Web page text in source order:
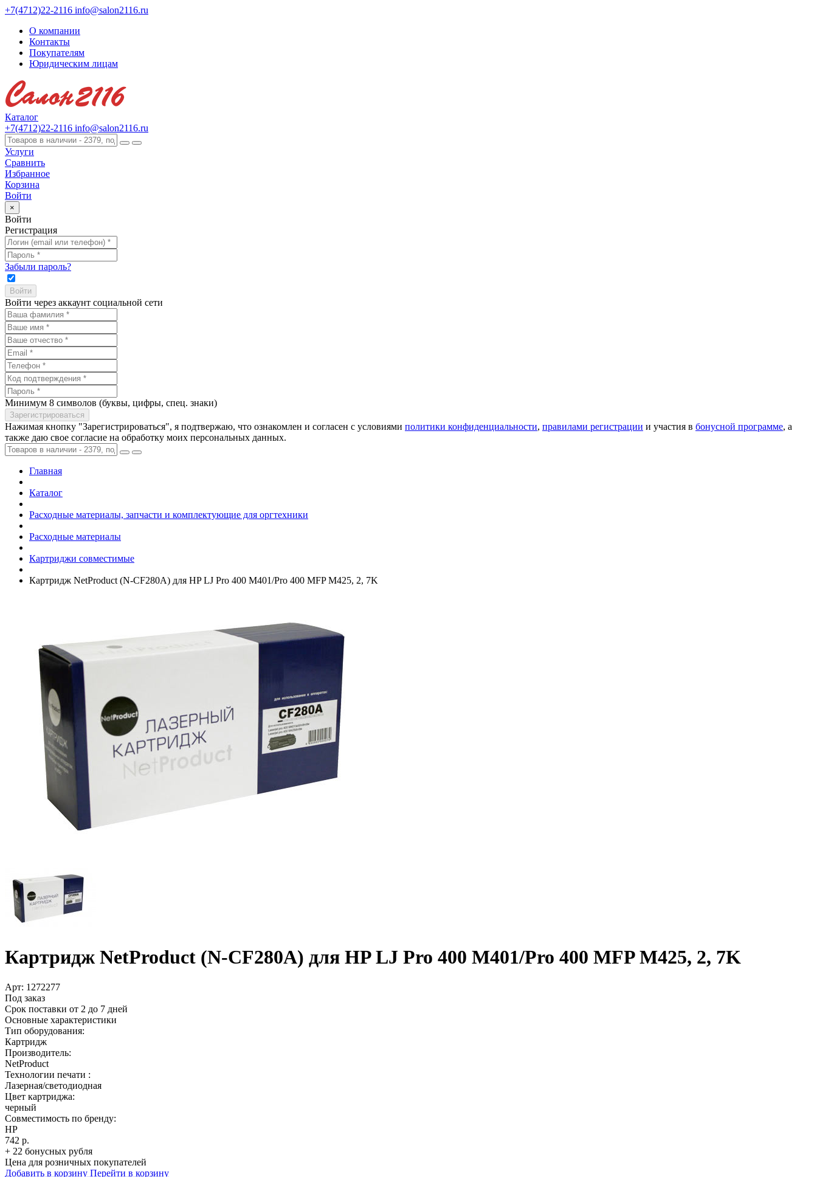
+7(4712)22-2116 info@salon2116.ru
О компании
Контакты
Покупателям
Юридическим лицам
Каталог
+7(4712)22-2116 info@salon2116.ru
Услуги
Сравнить
Избранное
Корзина
Войти
×
Войти
Регистрация
Забыли пароль?
Войти через аккаунт социальной сети
Минимум 8 символов (буквы, цифры, спец. знаки)
Нажимая кнопку "Зарегистрироваться", я подтвержаю, что ознакомлен и согласен с условиями политики конфиденциальности, правилами регистрации и участия в бонусной программе, а
также даю свое согласие на обработку моих персональных данных.
Главная
Каталог
Расходные материалы, запчасти и комплектующие для оргтехники
Расходные материалы
Картриджи совместимые
Картридж NetProduct (N-CF280A) для HP LJ Pro 400 M401/­Pro 400 MFP M425, 2, 7K
Картридж NetProduct (N-CF280A) для HP LJ Pro 400 M401/­Pro 400 MFP M425, 2, 7K
Арт: 1272277
Под заказ
Срок поставки от 2 до 7 дней
Основные характеристики
Тип оборудования:
Картридж
Производитель:
NetProduct
Технологии печати :
Лазерная/светодиодная
Цвет картриджа:
черный
Совместимость по бренду:
HP
742 р.
+ 22 бонусных рубля
Цена для розничных покупателей
Добавить в корзину Перейти в корзину